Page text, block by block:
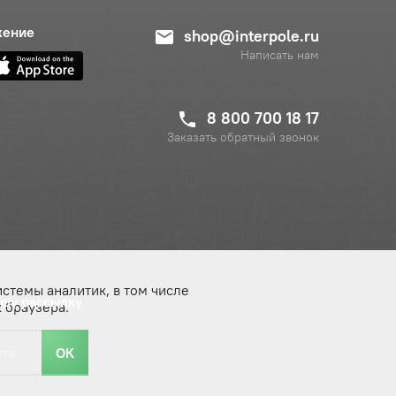
shop@interpole.ru
Написать нам
8 800 700 18 17
Заказать обратный звонок
рассылку
ОК
аналитик, в том числе
браузера.